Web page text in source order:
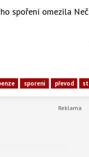
spoření omezila
sporeni převod